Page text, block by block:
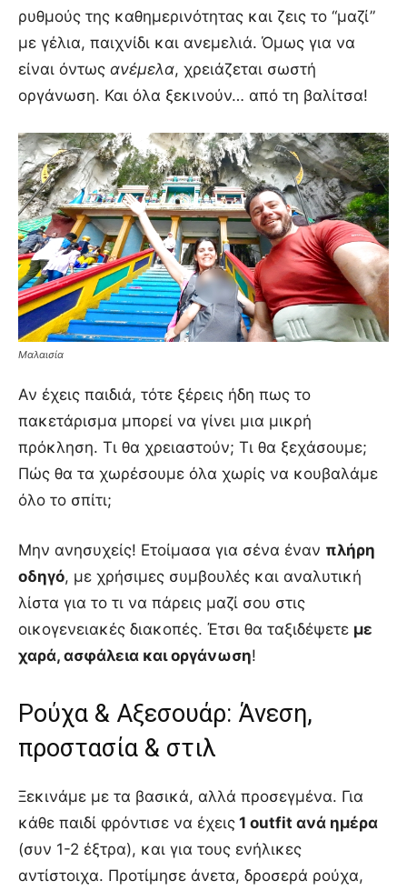
ρυθμούς της καθημερινότητας και ζεις το “μαζί”
με γέλια, παιχνίδι και ανεμελιά. Όμως για να
είναι όντως ανέμελα, χρειάζεται σωστή
οργάνωση. Και όλα ξεκινούν… από τη βαλίτσα!
Μαλαισία
Αν έχεις παιδιά, τότε ξέρεις ήδη πως το
πακετάρισμα μπορεί να γίνει μια μικρή
πρόκληση. Τι θα χρειαστούν; Τι θα ξεχάσουμε;
Πώς θα τα χωρέσουμε όλα χωρίς να κουβαλάμε
όλο το σπίτι;
Μην ανησυχείς! Ετοίμασα για σένα έναν πλήρη
οδηγό, με χρήσιμες συμβουλές και αναλυτική
λίστα για το τι να πάρεις μαζί σου στις
οικογενειακές διακοπές. Έτσι θα ταξιδέψετε με
χαρά, ασφάλεια και οργάνωση!
Ρούχα & Αξεσουάρ: Άνεση,
προστασία & στιλ
Ξεκινάμε με τα βασικά, αλλά προσεγμένα. Για
κάθε παιδί φρόντισε να έχεις 1 outfit ανά ημέρα
(συν 1-2 έξτρα), και για τους ενήλικες
αντίστοιχα. Προτίμησε άνετα, δροσερά ρούχα,